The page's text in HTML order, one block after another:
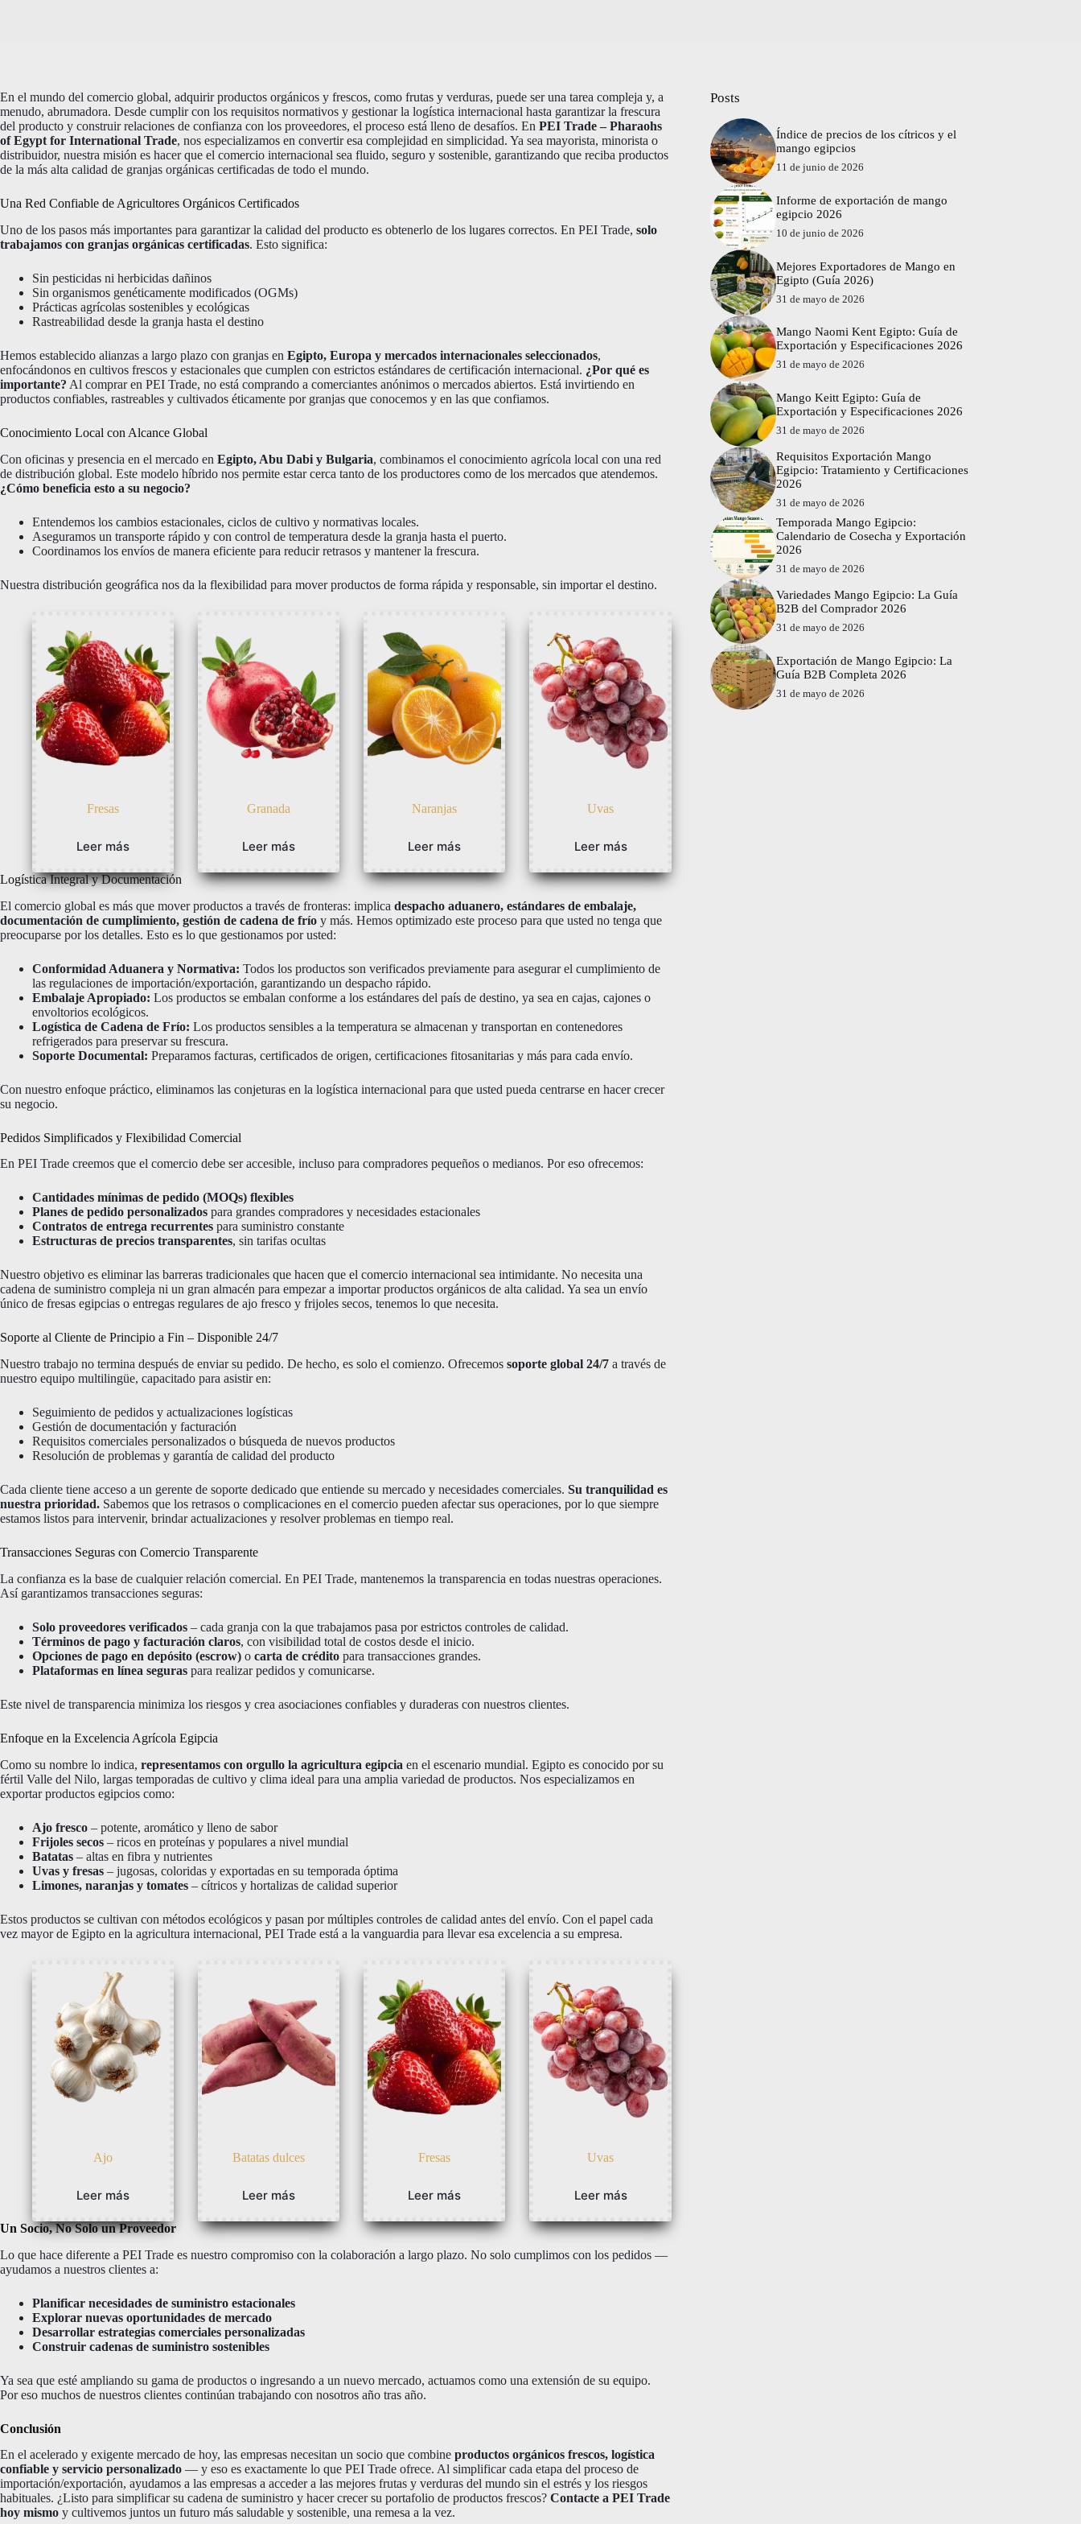
En el mundo del comercio global, adquirir productos orgánicos y frescos, como frutas y verduras, puede ser una tarea compleja y, a
menudo, abrumadora. Desde cumplir con los requisitos normativos y gestionar la logística internacional hasta garantizar la frescura
del producto y construir relaciones de confianza con los proveedores, el proceso está lleno de desafíos. En PEI Trade – Pharaohs
of Egypt for International Trade, nos especializamos en convertir esa complejidad en simplicidad. Ya sea mayorista, minorista o
distribuidor, nuestra misión es hacer que el comercio internacional sea fluido, seguro y sostenible, garantizando que reciba productos
de la más alta calidad de granjas orgánicas certificadas de todo el mundo.
Una Red Confiable de Agricultores Orgánicos Certificados
Uno de los pasos más importantes para garantizar la calidad del producto es obtenerlo de los lugares correctos. En PEI Trade, solo
trabajamos con granjas orgánicas certificadas. Esto significa:
Sin pesticidas ni herbicidas dañinos
Sin organismos genéticamente modificados (OGMs)
Prácticas agrícolas sostenibles y ecológicas
Rastreabilidad desde la granja hasta el destino
Hemos establecido alianzas a largo plazo con granjas en Egipto, Europa y mercados internacionales seleccionados,
enfocándonos en cultivos frescos y estacionales que cumplen con estrictos estándares de certificación internacional. ¿Por qué es
importante? Al comprar en PEI Trade, no está comprando a comerciantes anónimos o mercados abiertos. Está invirtiendo en
productos confiables, rastreables y cultivados éticamente por granjas que conocemos y en las que confiamos.
Conocimiento Local con Alcance Global
Con oficinas y presencia en el mercado en Egipto, Abu Dabi y Bulgaria, combinamos el conocimiento agrícola local con una red
de distribución global. Este modelo híbrido nos permite estar cerca tanto de los productores como de los mercados que atendemos.
¿Cómo beneficia esto a su negocio?
Entendemos los cambios estacionales, ciclos de cultivo y normativas locales.
Aseguramos un transporte rápido y con control de temperatura desde la granja hasta el puerto.
Coordinamos los envíos de manera eficiente para reducir retrasos y mantener la frescura.
Nuestra distribución geográfica nos da la flexibilidad para mover productos de forma rápida y responsable, sin importar el destino.
Fresas
Leer más
Granada
Leer más
Naranjas
Leer más
Uvas
Leer más
Logística Integral y Documentación
El comercio global es más que mover productos a través de fronteras: implica despacho aduanero, estándares de embalaje,
documentación de cumplimiento, gestión de cadena de frío y más. Hemos optimizado este proceso para que usted no tenga que
preocuparse por los detalles. Esto es lo que gestionamos por usted:
Conformidad Aduanera y Normativa: Todos los productos son verificados previamente para asegurar el cumplimiento de
las regulaciones de importación/exportación, garantizando un despacho rápido.
Embalaje Apropiado: Los productos se embalan conforme a los estándares del país de destino, ya sea en cajas, cajones o
envoltorios ecológicos.
Logística de Cadena de Frío: Los productos sensibles a la temperatura se almacenan y transportan en contenedores
refrigerados para preservar su frescura.
Soporte Documental: Preparamos facturas, certificados de origen, certificaciones fitosanitarias y más para cada envío.
Con nuestro enfoque práctico, eliminamos las conjeturas en la logística internacional para que usted pueda centrarse en hacer crecer
su negocio.
Pedidos Simplificados y Flexibilidad Comercial
En PEI Trade creemos que el comercio debe ser accesible, incluso para compradores pequeños o medianos. Por eso ofrecemos:
Cantidades mínimas de pedido (MOQs) flexibles
Planes de pedido personalizados para grandes compradores y necesidades estacionales
Contratos de entrega recurrentes para suministro constante
Estructuras de precios transparentes, sin tarifas ocultas
Nuestro objetivo es eliminar las barreras tradicionales que hacen que el comercio internacional sea intimidante. No necesita una
cadena de suministro compleja ni un gran almacén para empezar a importar productos orgánicos de alta calidad. Ya sea un envío
único de fresas egipcias o entregas regulares de ajo fresco y frijoles secos, tenemos lo que necesita.
Soporte al Cliente de Principio a Fin – Disponible 24/7
Nuestro trabajo no termina después de enviar su pedido. De hecho, es solo el comienzo. Ofrecemos soporte global 24/7 a través de
nuestro equipo multilingüe, capacitado para asistir en:
Seguimiento de pedidos y actualizaciones logísticas
Gestión de documentación y facturación
Requisitos comerciales personalizados o búsqueda de nuevos productos
Resolución de problemas y garantía de calidad del producto
Cada cliente tiene acceso a un gerente de soporte dedicado que entiende su mercado y necesidades comerciales. Su tranquilidad es
nuestra prioridad. Sabemos que los retrasos o complicaciones en el comercio pueden afectar sus operaciones, por lo que siempre
estamos listos para intervenir, brindar actualizaciones y resolver problemas en tiempo real.
Transacciones Seguras con Comercio Transparente
La confianza es la base de cualquier relación comercial. En PEI Trade, mantenemos la transparencia en todas nuestras operaciones.
Así garantizamos transacciones seguras:
Solo proveedores verificados – cada granja con la que trabajamos pasa por estrictos controles de calidad.
Términos de pago y facturación claros, con visibilidad total de costos desde el inicio.
Opciones de pago en depósito (escrow) o carta de crédito para transacciones grandes.
Plataformas en línea seguras para realizar pedidos y comunicarse.
Este nivel de transparencia minimiza los riesgos y crea asociaciones confiables y duraderas con nuestros clientes.
Enfoque en la Excelencia Agrícola Egipcia
Como su nombre lo indica, representamos con orgullo la agricultura egipcia en el escenario mundial. Egipto es conocido por su
fértil Valle del Nilo, largas temporadas de cultivo y clima ideal para una amplia variedad de productos. Nos especializamos en
exportar productos egipcios como:
Ajo fresco – potente, aromático y lleno de sabor
Frijoles secos – ricos en proteínas y populares a nivel mundial
Batatas – altas en fibra y nutrientes
Uvas y fresas – jugosas, coloridas y exportadas en su temporada óptima
Limones, naranjas y tomates – cítricos y hortalizas de calidad superior
Estos productos se cultivan con métodos ecológicos y pasan por múltiples controles de calidad antes del envío. Con el papel cada
vez mayor de Egipto en la agricultura internacional, PEI Trade está a la vanguardia para llevar esa excelencia a su empresa.
Ajo
Leer más
Batatas dulces
Leer más
Fresas
Leer más
Uvas
Leer más
Un Socio, No Solo un Proveedor
Lo que hace diferente a PEI Trade es nuestro compromiso con la colaboración a largo plazo. No solo cumplimos con los pedidos —
ayudamos a nuestros clientes a:
Planificar necesidades de suministro estacionales
Explorar nuevas oportunidades de mercado
Desarrollar estrategias comerciales personalizadas
Construir cadenas de suministro sostenibles
Ya sea que esté ampliando su gama de productos o ingresando a un nuevo mercado, actuamos como una extensión de su equipo.
Por eso muchos de nuestros clientes continúan trabajando con nosotros año tras año.
Conclusión
En el acelerado y exigente mercado de hoy, las empresas necesitan un socio que combine productos orgánicos frescos, logística
confiable y servicio personalizado — y eso es exactamente lo que PEI Trade ofrece. Al simplificar cada etapa del proceso de
importación/exportación, ayudamos a las empresas a acceder a las mejores frutas y verduras del mundo sin el estrés y los riesgos
habituales. ¿Listo para simplificar su cadena de suministro y hacer crecer su portafolio de productos frescos? Contacte a PEI Trade
hoy mismo y cultivemos juntos un futuro más saludable y sostenible, una remesa a la vez.
Posts
Índice de precios de los cítricos y el
mango egipcios
11 de junio de 2026
Informe de exportación de mango
egipcio 2026
10 de junio de 2026
Mejores Exportadores de Mango en
Egipto (Guía 2026)
31 de mayo de 2026
Mango Naomi Kent Egipto: Guía de
Exportación y Especificaciones 2026
31 de mayo de 2026
Mango Keitt Egipto: Guía de
Exportación y Especificaciones 2026
31 de mayo de 2026
Requisitos Exportación Mango
Egipcio: Tratamiento y Certificaciones
2026
31 de mayo de 2026
Temporada Mango Egipcio:
Calendario de Cosecha y Exportación
2026
31 de mayo de 2026
Variedades Mango Egipcio: La Guía
B2B del Comprador 2026
31 de mayo de 2026
Exportación de Mango Egipcio: La
Guía B2B Completa 2026
31 de mayo de 2026